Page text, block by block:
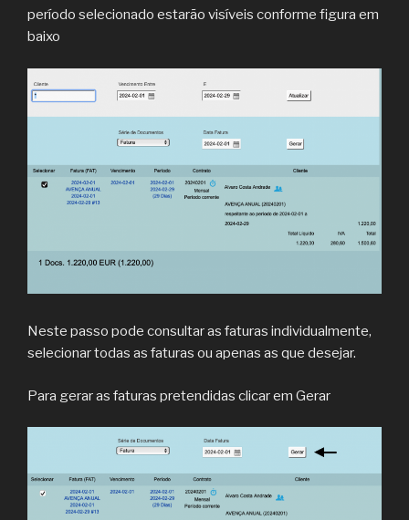
período selecionado estarão visíveis conforme figura em
baixo
Neste passo pode consultar as faturas individualmente,
selecionar todas as faturas ou apenas as que desejar.
Para gerar as faturas pretendidas clicar em Gerar